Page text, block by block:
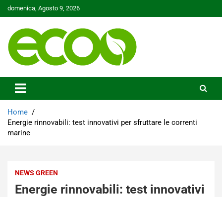
Skip
to
domenica, Agosto 9, 2026
Ecoo.it
Home
Energie rinnovabili: test innovativi per sfruttare le correnti
marine
NEWS GREEN
Energie rinnovabili: test innovativi